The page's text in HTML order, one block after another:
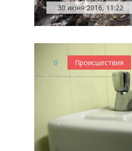
30 июня 2016, 11:22
0 Происшествия